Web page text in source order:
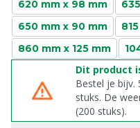
620 mm x 98 mm
650 mm x 90 mm
860 mm x 125 mm
Dit product
Bestel je bijv.
stuks. De
(200 stuks).